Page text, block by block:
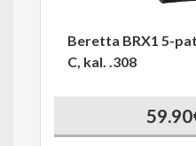
Beretta BRX1 5-
C, kal. .308